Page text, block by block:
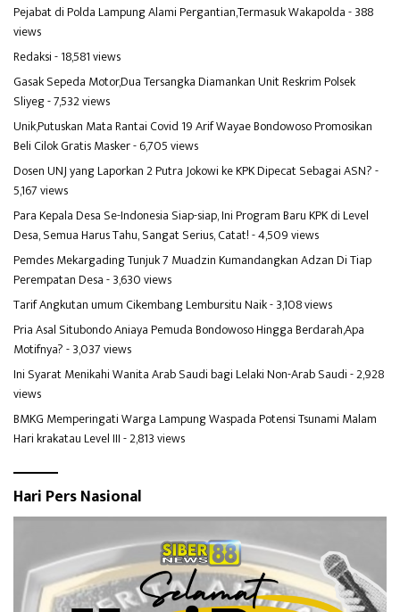
Pejabat di Polda Lampung Alami Pergantian,Termasuk Wakapolda- 388
views
Redaksi- 18,581 views
Gasak Sepeda Motor,Dua Tersangka Diamankan Unit Reskrim Polsek
Sliyeg- 7,532 views
Unik,Putuskan Mata Rantai Covid 19 Arif Wayae Bondowoso Promosikan
Beli Cilok Gratis Masker- 6,705 views
Dosen UNJ yang Laporkan 2 Putra Jokowi ke KPK Dipecat Sebagai ASN?-
5,167 views
Para Kepala Desa Se-Indonesia Siap-siap, Ini Program Baru KPK di Level
Desa, Semua Harus Tahu, Sangat Serius, Catat!- 4,509 views
Pemdes Mekargading Tunjuk 7 Muadzin Kumandangkan Adzan Di Tiap
Perempatan Desa- 3,630 views
Tarif Angkutan umum Cikembang Lembursitu Naik- 3,108 views
Pria Asal Situbondo Aniaya Pemuda Bondowoso Hingga Berdarah,Apa
Motifnya?- 3,037 views
Ini Syarat Menikahi Wanita Arab Saudi bagi Lelaki Non-Arab Saudi- 2,928
views
BMKG Memperingati Warga Lampung Waspada Potensi Tsunami Malam
Hari krakatau Level III- 2,813 views
Hari Pers Nasional